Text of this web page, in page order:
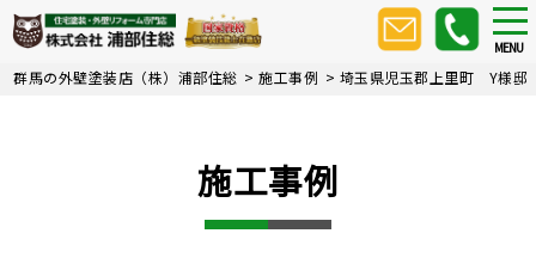
Skip
to
content
MENU
群馬の外壁塗装店（株）浦部住総 >施工事例 > 埼玉県児玉郡上里町 Y様
施工事例